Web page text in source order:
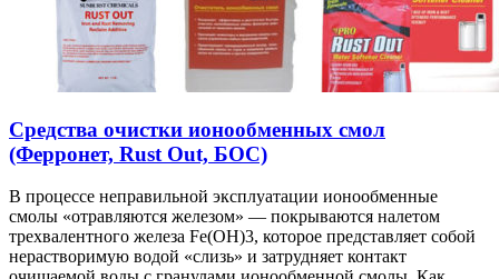
Средства очистки ионообменных смол
(Ферронет, Rust Out, БОС)
В процессе неправильной эксплуатации ионообменные
смолы «отравляются железом» — покрываются налетом
трехвалентного железа Fe(OH)3, которое представляет собой
нерастворимую водой «слизь» и затрудняет контакт